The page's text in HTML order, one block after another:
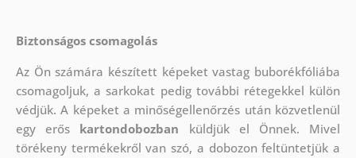
Biztonságos csomagolás
Az Ön számára készített képeket vastag buborékfóliába
csomagoljuk, a sarkokat pedig további rétegekkel külön
védjük.A képeket a minőségellenőrzés után közvetlenül
egy erős kartondobozban küldjük el Önnek. Mivel
törékeny termékekről van szó, a dobozon feltüntetjük a